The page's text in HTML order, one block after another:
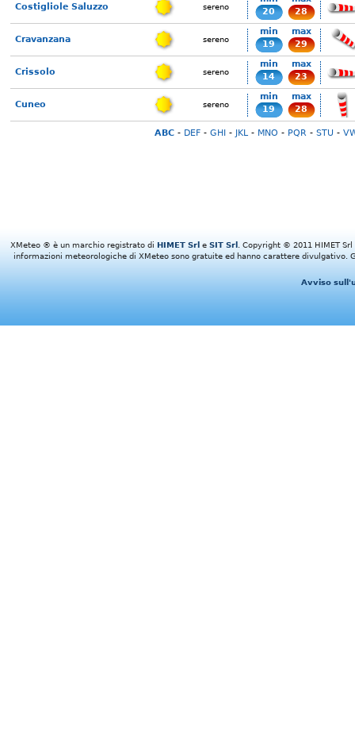
Costigliole Saluzzo sereno
20
28
Cravanzana sereno
min
19
max
29
Crissolo sereno
min
14
max
23
Cuneo sereno
min
19
max
28
ABC- DEF- GHI- JKL- MNO - PQR - STU -
XMeteo ® è un marchio registrato di HIMET Srl e SIT Srl
. Copyright © 2011 HIMET
informazioni meteorologiche di XMeteo sono gratuite ed hanno carattere divulgativo.
Avviso